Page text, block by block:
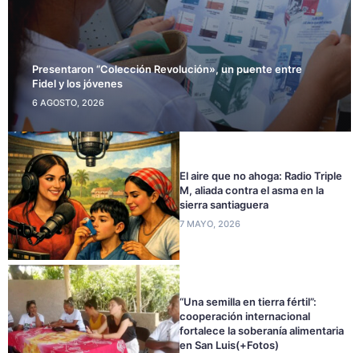
Presentaron “Colección Revolución», un puente entre
Fidel y los jóvenes
6 AGOSTO, 2026
El aire que no ahoga: Radio Triple
M, aliada contra el asma en la
sierra santiaguera
7 MAYO, 2026
“Una semilla en tierra fértil”:
cooperación internacional
fortalece la soberanía alimentaria
en San Luis(+Fotos)